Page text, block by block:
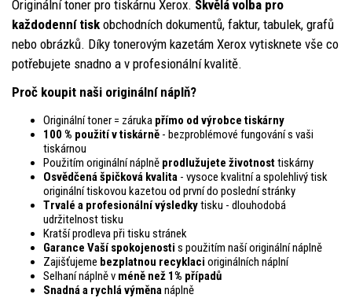
Originální toner pro tiskárnu Xerox. Skvělá volba pro
každodenní tisk obchodních dokumentů, faktur, tabulek, grafů
nebo obrázků. Díky tonerovým kazetám Xerox vytisknete vše co
potřebujete snadno a v profesionální kvalitě.
Proč koupit naši originální náplň?
Originální toner = záruka přímo od výrobce tiskárny
100 % použití v tiskárně - bezproblémové fungování s vaši
tiskárnou
Použitím originální náplně prodlužujete životnosttiskárny
Osvědčená špičková kvalita - vysoce kvalitní a spolehlivý tisk
originální tiskovou kazetou od první do poslední stránky
Trvalé a profesionální výsledkytisku - dlouhodobá
udržitelnost tisku
Kratší prodleva při tisku stránek
Garance Vaší spokojenosti s použitím naší originální náplně
Zajišťujeme bezplatnou recyklaci originálních náplní
Selhaní náplně v méně než 1% případů
Snadná a rychlá výměnanáplně